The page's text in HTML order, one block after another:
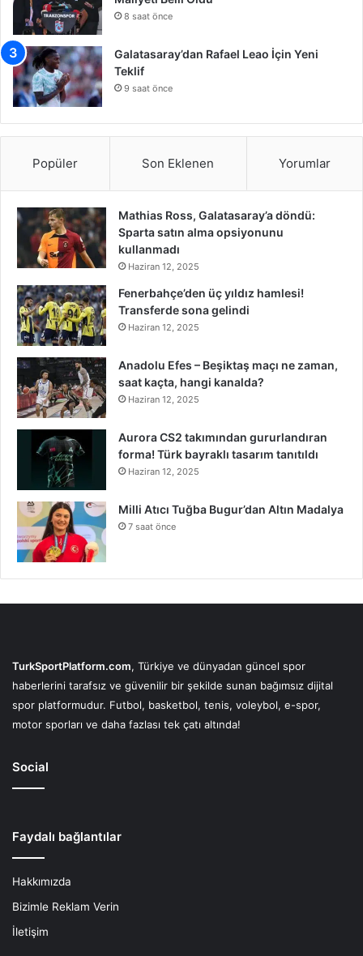
8 saat önce
Galatasaray’dan Rafael Leao İçin Yeni
Teklif
9 saat önce
Popüler Son Eklenen Yorumlar
Mathias Ross, Galatasaray’a döndü:
Sparta satın alma opsiyonunu
kullanmadı
Haziran 12, 2025
Fenerbahçe’den üç yıldız hamlesi!
Transferde sona gelindi
Haziran 12, 2025
Anadolu Efes – Beşiktaş maçı ne zaman,
saat kaçta, hangi kanalda?
Haziran 12, 2025
Aurora CS2 takımından gururlandıran
forma! Türk bayraklı tasarım tanıtıldı
Haziran 12, 2025
Milli Atıcı Tuğba Bugur’dan Altın Madalya
7 saat önce
TurkSportPlatform.com, Türkiye ve dünyadan güncel spor
haberlerini tarafsız ve güvenilir bir şekilde sunan bağımsız dijital
spor platformudur. Futbol, basketbol, tenis, voleybol, e-spor,
motor sporları ve daha fazlası tek çatı altında!
Social
Faydalı bağlantılar
Hakkımızda
Bizimle Reklam Verin
İletişim